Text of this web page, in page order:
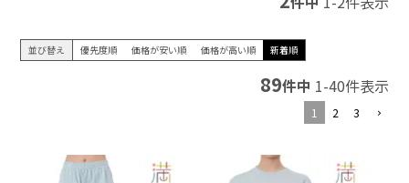
並び替え 優先度順 価格が安い順 価格が高い順 新着順
89件中 1-40件表示
1 2 3